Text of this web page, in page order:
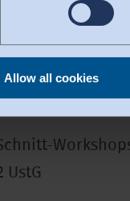
Allow all cookies
UstG